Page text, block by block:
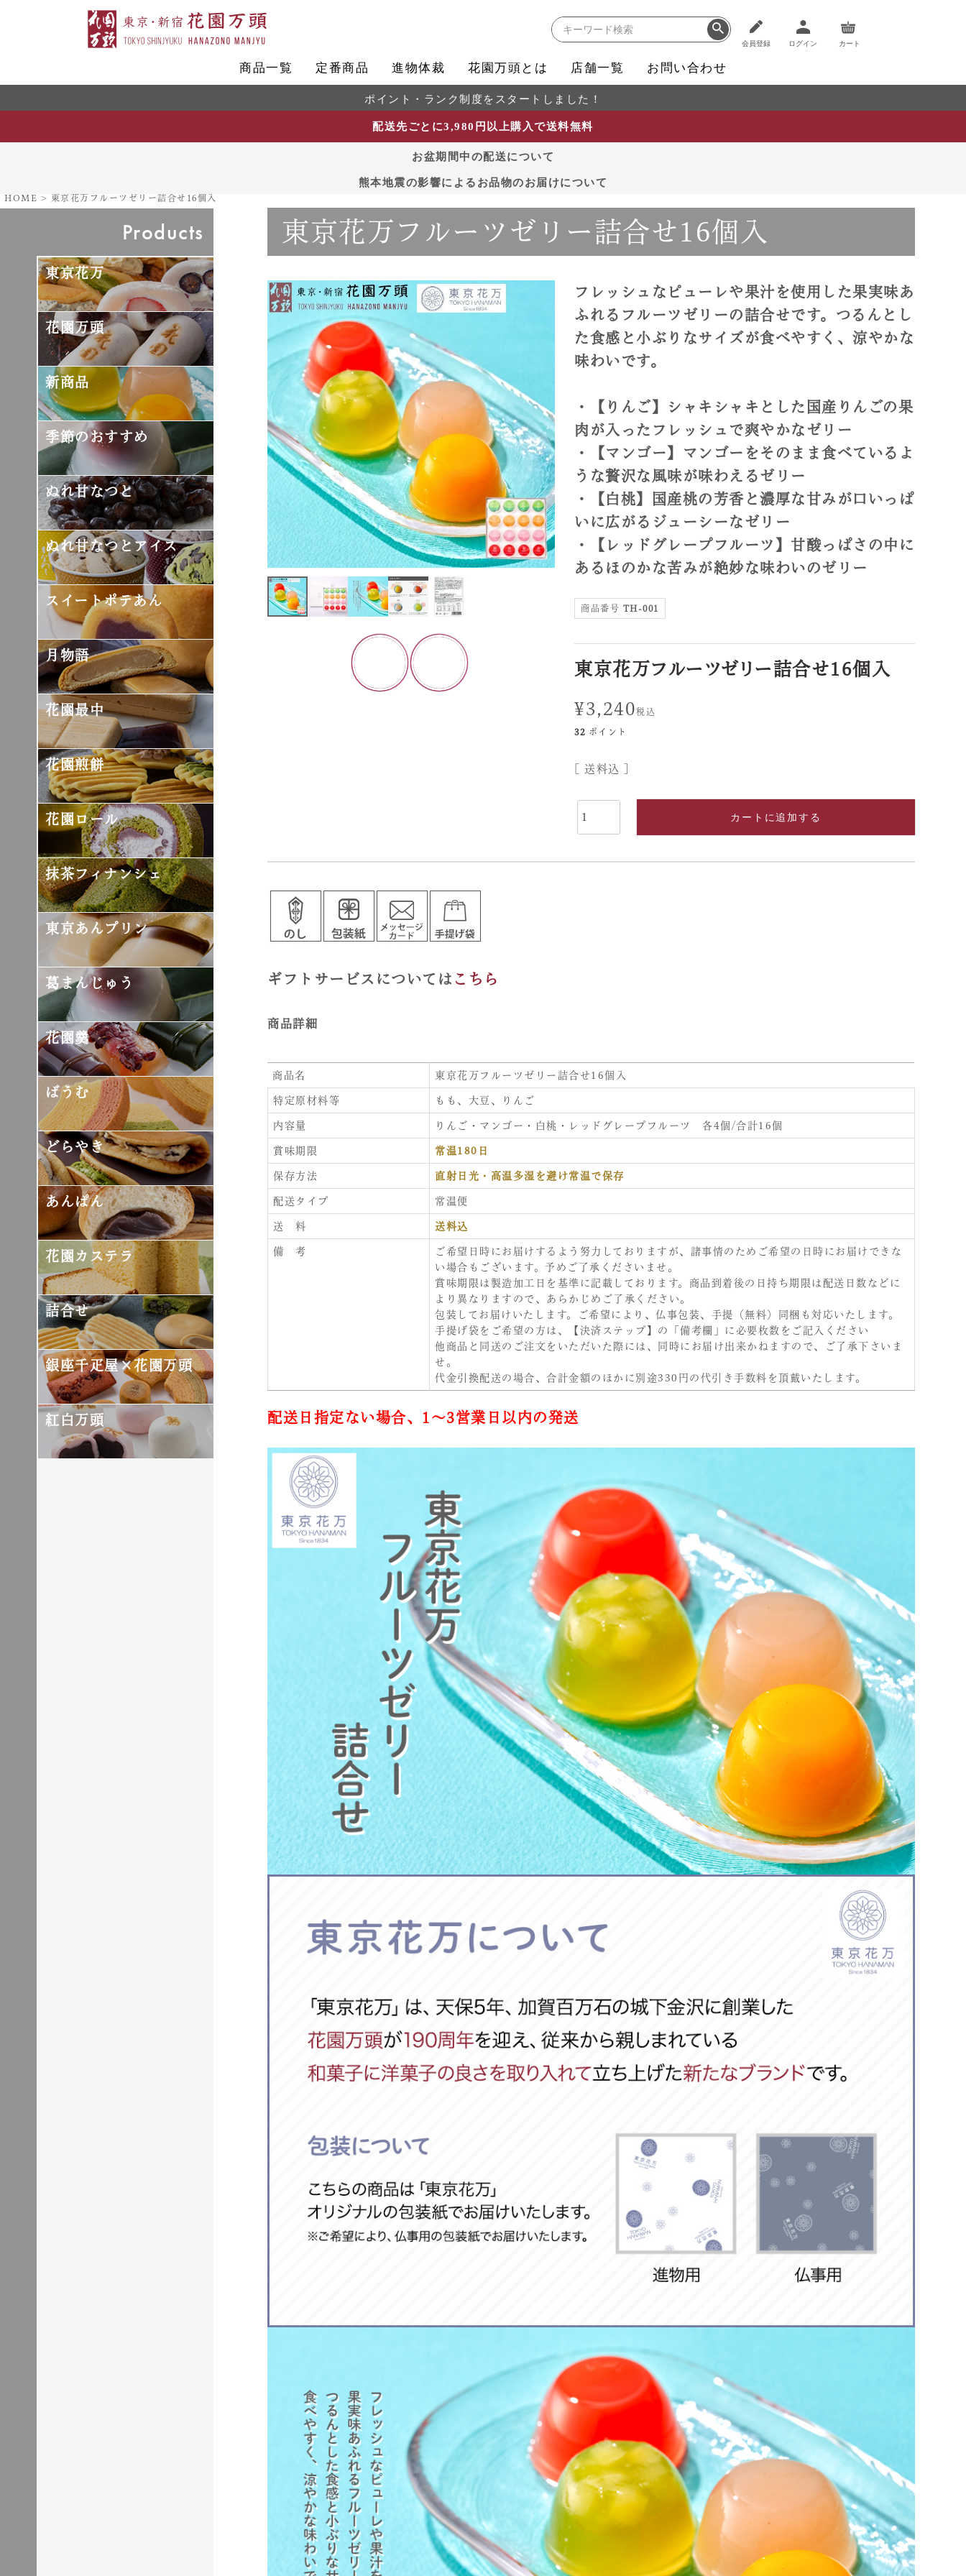
会員登録
ログイン カート
商品一覧 定番商品 進物体裁 花園万頭とは 店舗一覧 お問い合わせ
ポイント・ランク制度をスタートしました！
配送先ごとに3,980円以上購入で送料無料
お盆期間中の配送について
熊本地震の影響によるお品物のお届けについて
HOME 東京花万フルーツゼリー詰合せ16個入
Products
東京花万
花園万頭
新商品
季節のおすすめ
ぬれ甘なつと
ぬれ甘なつとアイス
スイートポテあん
月物語
花園最中
花園煎餅
花園ロール
抹茶フィナンシェ
東京あんプリン
葛まんじゅう
花園羹
ばうむ
どらやき
あんぱん
花園カステラ
詰合せ
銀座千疋屋×花園万頭
紅白万頭
東京花万フルーツゼリー詰合せ16個入
フレッシュなピューレや果汁を使用した果実味あ
ふれるフルーツゼリーの詰合せです。つるんとし
た食感と小ぶりなサイズが食べやすく、涼やかな
味わいです。
・【りんご】シャキシャキとした国産りんごの果
肉が入ったフレッシュで爽やかなゼリー
・【マンゴー】マンゴーをそのまま食べているよ
うな贅沢な風味が味わえるゼリー
・【白桃】国産桃の芳香と濃厚な甘みが口いっぱ
いに広がるジューシーなゼリー
・【レッドグレープフルーツ】甘酸っぱさの中に
あるほのかな苦みが絶妙な味わいのゼリー
商品番号 TH-001
東京花万フルーツゼリー詰合せ16個入
¥3,240税込
32 ポイント
送料込
カートに追加する
ギフトサービスについては こちら
商品詳細
商品名 東京花万フルーツゼリー詰合せ16個入
特定原材料等 もも、大豆、りんご
内容量 りんご・マンゴー・白桃・レッドグレープフルーツ 各4個/合計16個
賞味期限 常温180日
保存方法 直射日光・高温多湿を避け常温で保存
配送タイプ 常温便
送 料 送料込
備 考
ご希望日時にお届けするよう努力しておりますが、諸事情のためご希望の日時にお届けできな
い場合もございます。予めご了承くださいませ。
賞味期限は製造加工日を基準に記載しております。商品到着後の日持ち期限は配送日数などに
より異なりますので、あらかじめご了承ください。
包装してお届けいたします。ご希望により、仏事包装、手提（無料）同梱も対応いたします。
手提げ袋をご希望の方は、【決済ステップ】の「備考欄」に必要枚数をご記入ください
他商品と同送のご注文をいただいた際には、同時にお届け出来かねますので、ご了承下さいま
せ。
代金引換配送の場合、合計金額のほかに別途330円の代引き手数料を頂戴いたします。
配送日指定ない場合、1～3営業日以内の発送